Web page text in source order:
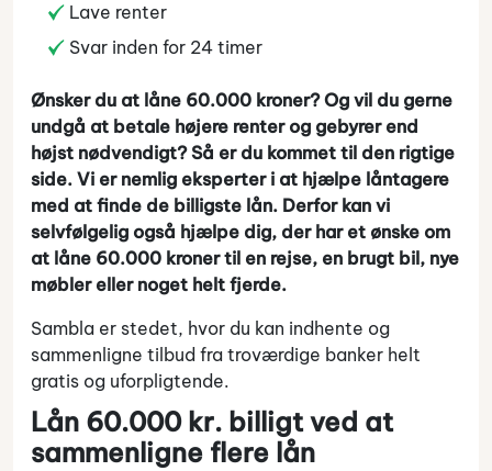
Lave renter
Svar inden for 24 timer
Ønsker du at låne 60.000 kroner? Og vil du gerne
undgå at betale højere renter og gebyrer end
højst nødvendigt? Så er du kommet til den rigtige
side. Vi er nemlig eksperter i at hjælpe låntagere
med at finde de billigste lån. Derfor kan vi
selvfølgelig også hjælpe dig, der har et ønske om
at låne 60.000 kroner til en rejse, en brugt bil, nye
møbler eller noget helt fjerde.
Sambla er stedet, hvor du kan indhente og
sammenligne tilbud fra troværdige banker helt
gratis og uforpligtende.
Lån 60.000 kr. billigt ved at
sammenligne flere lån